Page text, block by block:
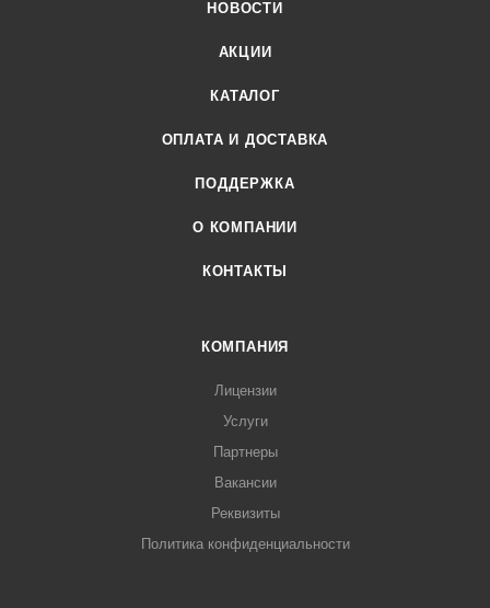
НОВОСТИ
АКЦИИ
КАТАЛОГ
ОПЛАТА И ДОСТАВКА
ПОДДЕРЖКА
О КОМПАНИИ
КОНТАКТЫ
КОМПАНИЯ
Лицензии
Услуги
Партнеры
Вакансии
Реквизиты
Политика конфиденциальности